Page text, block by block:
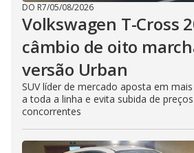
DO R7/05/08/2026
Volkswagen T-Cross
câmbio de oito
versão Urban
SUV líder de mercado aposta em
a toda a linha e evita subida de
concorrentes